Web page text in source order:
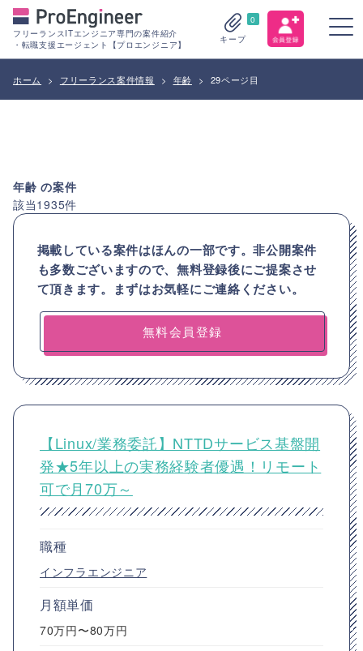
フリーランスITエンジニア専門の案件紹介
・転職支援エージェント【プロエンジニア】
0
キープ
ホーム > フリーランス案件情報 > 年齢 > 29ページ目
年齢の案件
該当1935件
掲載している案件はほんの一部です。非公開案件
も多数ございますので、無料登録後にご提案させ
て頂きます。まずはお気軽にご連絡ください。
無料会員登録
【Linux/業務委託】NTTDサービス基盤開
発★5年以上の実務経験者優遇！リモート
可で月70万～
職種
インフラエンジニア
月額単価
70万円〜80万円